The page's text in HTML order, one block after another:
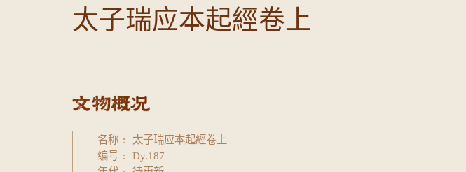
太子瑞应本起經卷上
名称
太子瑞应本起經卷上
编号
Dy.187